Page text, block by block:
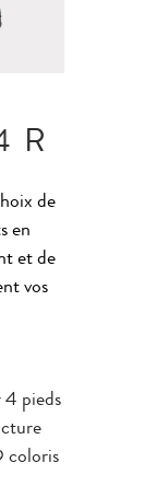
R
de
en
et de
vos
4 pieds
coloris